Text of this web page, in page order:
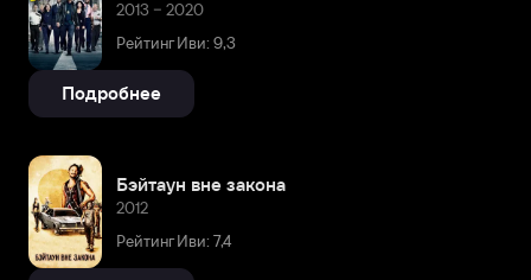
2013 – 2020
Рейтинг Иви: 9,3
Подробнее
Бэйтаун вне закона
2012
Рейтинг Иви: 7,4